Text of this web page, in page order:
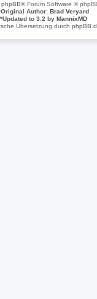
phpBB® Forum Software ©
Original Author: Brad Veryard
*Updated to 3.2 by MannixMD
Übersetzung durch